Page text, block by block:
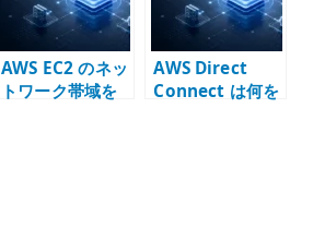
AWS EC2 のネッ
トワーク帯域を
AWS Direct
Connect は何を